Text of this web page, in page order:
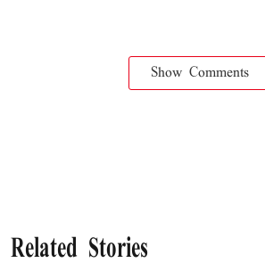
Show Comments
Related Stories